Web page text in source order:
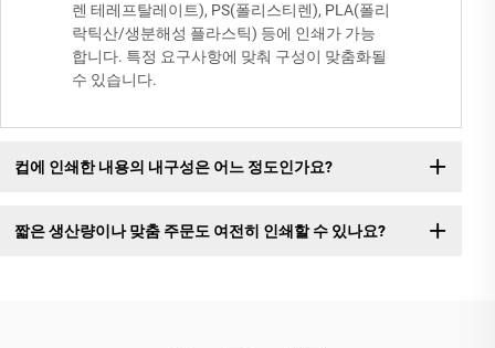
렌 테레프탈레이트), PS(폴리스티렌), PLA(폴리
락틱산/생분해성 플라스틱) 등에 인쇄가 가능
합니다. 특정 요구사항에 맞춰 구성이 맞춤화될
수 있습니다.
컵에 인쇄한 내용의 내구성은 어느 정도인가요?
짧은 생산량이나 맞춤 주문도 여전히 인쇄할 수 있나요?